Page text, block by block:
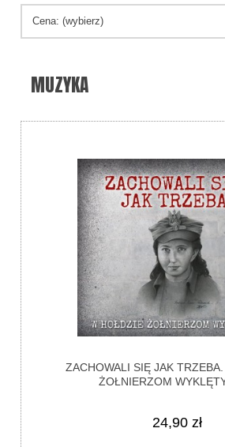
Cena: (wybierz)
MUZYKA
ZACHOWALI SIĘ JAK
ŻOŁNIERZOM
24,90 zł